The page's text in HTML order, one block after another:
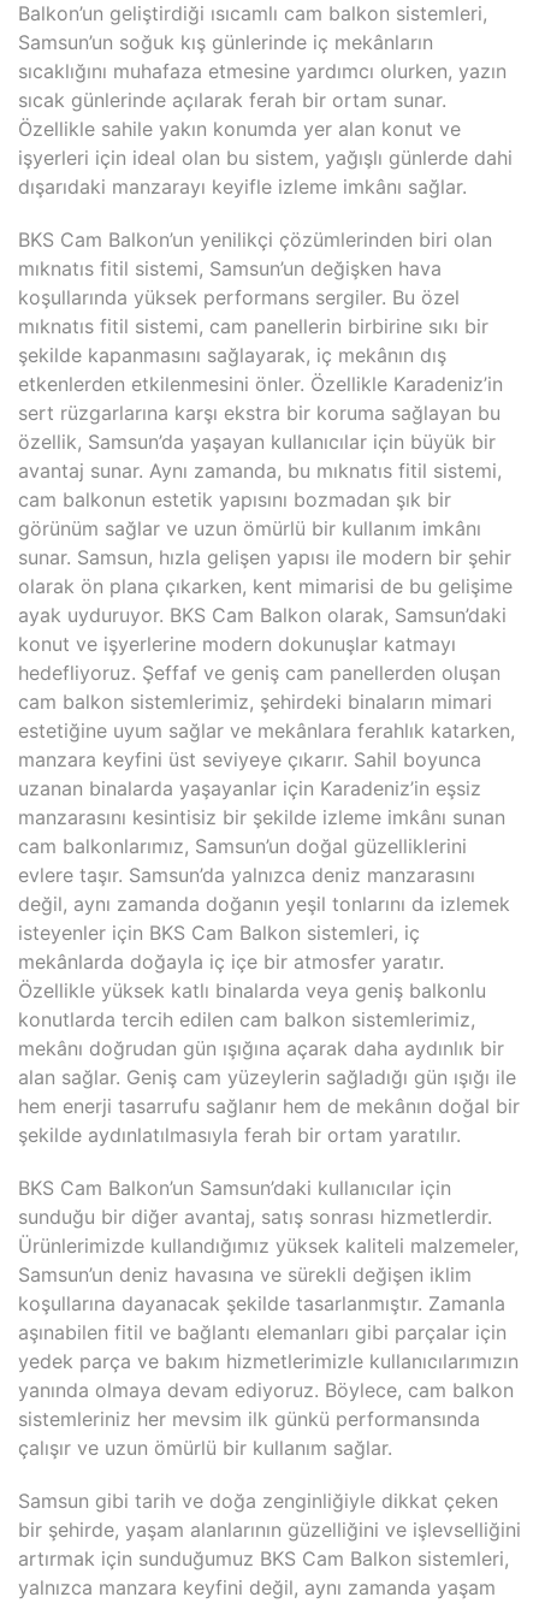
Balkon’un geliştirdiği ısıcamlı cam balkon sistemleri,
Samsun’un soğuk kış günlerinde iç mekânların
sıcaklığını muhafaza etmesine yardımcı olurken, yazın
sıcak günlerinde açılarak ferah bir ortam sunar.
Özellikle sahile yakın konumda yer alan konut ve
işyerleri için ideal olan bu sistem, yağışlı günlerde dahi
dışarıdaki manzarayı keyifle izleme imkânı sağlar.
BKS Cam Balkon’un yenilikçi çözümlerinden biri olan
mıknatıs fitil sistemi, Samsun’un değişken hava
koşullarında yüksek performans sergiler. Bu özel
mıknatıs fitil sistemi, cam panellerin birbirine sıkı bir
şekilde kapanmasını sağlayarak, iç mekânın dış
etkenlerden etkilenmesini önler. Özellikle Karadeniz’in
sert rüzgarlarına karşı ekstra bir koruma sağlayan bu
özellik, Samsun’da yaşayan kullanıcılar için büyük bir
avantaj sunar. Aynı zamanda, bu mıknatıs fitil sistemi,
cam balkonun estetik yapısını bozmadan şık bir
görünüm sağlar ve uzun ömürlü bir kullanım imkânı
sunar. Samsun, hızla gelişen yapısı ile modern bir şehir
olarak ön plana çıkarken, kent mimarisi de bu gelişime
ayak uyduruyor. BKS Cam Balkon olarak, Samsun’daki
konut ve işyerlerine modern dokunuşlar katmayı
hedefliyoruz. Şeffaf ve geniş cam panellerden oluşan
cam balkon sistemlerimiz, şehirdeki binaların mimari
estetiğine uyum sağlar ve mekânlara ferahlık katarken,
manzara keyfini üst seviyeye çıkarır. Sahil boyunca
uzanan binalarda yaşayanlar için Karadeniz’in eşsiz
manzarasını kesintisiz bir şekilde izleme imkânı sunan
cam balkonlarımız, Samsun’un doğal güzelliklerini
evlere taşır. Samsun’da yalnızca deniz manzarasını
değil, aynı zamanda doğanın yeşil tonlarını da izlemek
isteyenler için BKS Cam Balkon sistemleri, iç
mekânlarda doğayla iç içe bir atmosfer yaratır.
Özellikle yüksek katlı binalarda veya geniş balkonlu
konutlarda tercih edilen cam balkon sistemlerimiz,
mekânı doğrudan gün ışığına açarak daha aydınlık bir
alan sağlar. Geniş cam yüzeylerin sağladığı gün ışığı ile
hem enerji tasarrufu sağlanır hem de mekânın doğal bir
şekilde aydınlatılmasıyla ferah bir ortam yaratılır.
BKS Cam Balkon’un Samsun’daki kullanıcılar için
sunduğu bir diğer avantaj, satış sonrası hizmetlerdir.
Ürünlerimizde kullandığımız yüksek kaliteli malzemeler,
Samsun’un deniz havasına ve sürekli değişen iklim
koşullarına dayanacak şekilde tasarlanmıştır. Zamanla
aşınabilen fitil ve bağlantı elemanları gibi parçalar için
yedek parça ve bakım hizmetlerimizle kullanıcılarımızın
yanında olmaya devam ediyoruz. Böylece, cam balkon
sistemleriniz her mevsim ilk günkü performansında
çalışır ve uzun ömürlü bir kullanım sağlar.
Samsun gibi tarih ve doğa zenginliğiyle dikkat çeken
bir şehirde, yaşam alanlarının güzelliğini ve işlevselliğini
artırmak için sunduğumuz BKS Cam Balkon sistemleri,
yalnızca manzara keyfini değil, aynı zamanda yaşam